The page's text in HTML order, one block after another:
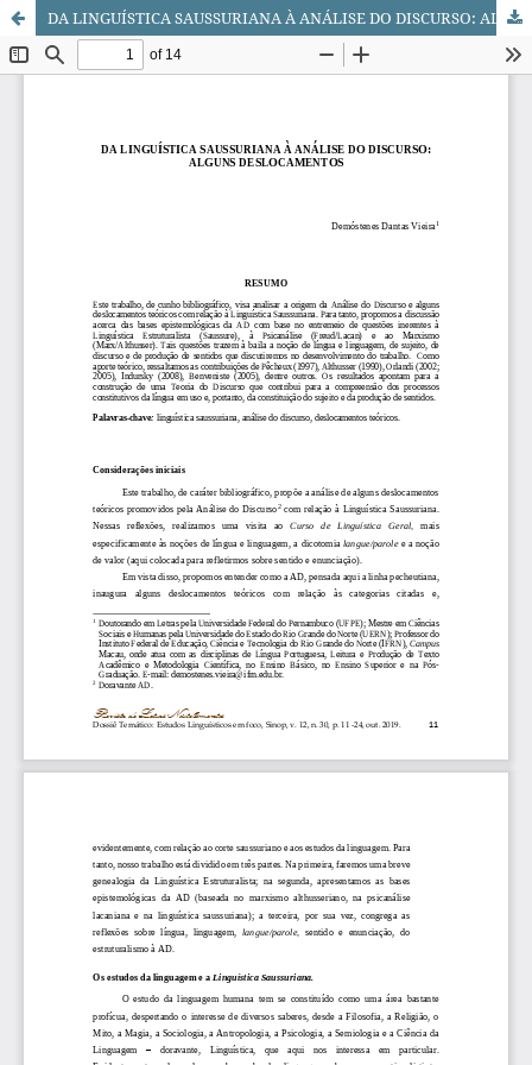
DA LINGUÍSTICA SAUSSURIANA À ANÁLISE DO DISCURSO: ALGUNS DESLOCAMENTOS